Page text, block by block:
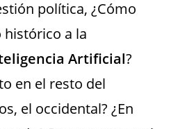
política, ¿Cómo
histórico a la
Artificial?
en el resto del
el occidental? ¿En